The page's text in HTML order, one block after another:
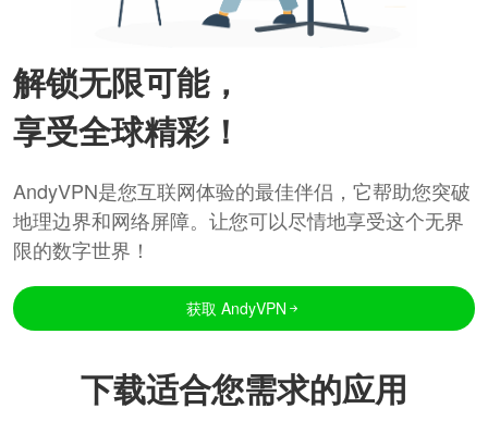
解锁无限可能，
享受全球精彩！
AndyVPN是您互联网体验的最佳伴侣，它帮助您突破
地理边界和网络屏障。让您可以尽情地享受这个无界
限的数字世界！
获取 AndyVPN
下载适合您需求的应用